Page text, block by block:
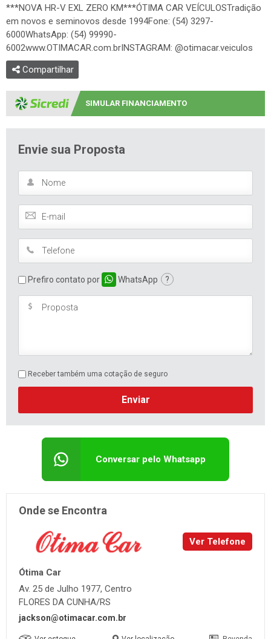
***NOVA HR-V EXL ZERO KM***ÓTIMA CAR VEÍCULOSTradição
em novos e seminovos desde 1994Fone: (54) 3297-
6000WhatsApp: (54) 99990-
6002www.OTIMACAR.com.brINSTAGRAM: @otimacar.veiculos
Compartilhar
SIMULAR FINANCIAMENTO
Envie sua Proposta
Prefiro contato por WhatsApp ?
Receber também uma cotação de seguro
Enviar
Conversar pelo Whatsapp
Onde se Encontra
Ver Telefone
Ótima Car
Av. 25 de Julho 1977, Centro
FLORES DA CUNHA/RS
jackson@otimacar.com.br